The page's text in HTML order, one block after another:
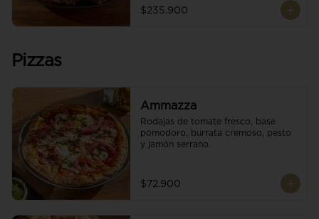
con cristales de sal y mantequilla de
ajo y pimientos. Acompañado de una
$235.900
Pizzas
Ammazza
Rodajas de tomate fresco, base
pomodoro, burrata cremoso, pesto
y jamón serrano.
$72.900